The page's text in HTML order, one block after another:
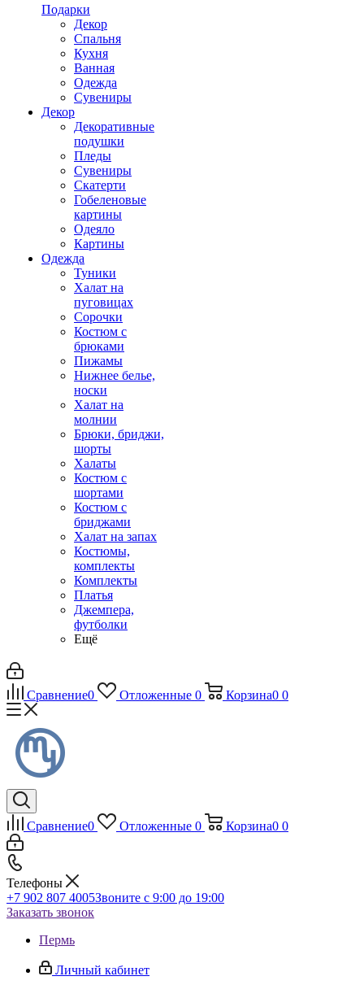
Подарки
Декор
Спальня
Кухня
Ванная
Одежда
Сувениры
Декор
Декоративные
подушки
Пледы
Сувениры
Скатерти
Гобеленовые
картины
Одеяло
Картины
Одежда
Туники
Халат на
пуговицах
Сорочки
Костюм с
брюками
Пижамы
Нижнее белье,
носки
Халат на
молнии
Брюки, бриджи,
шорты
Халаты
Костюм с
шортами
Костюм с
бриджами
Халат на запах
Костюмы,
комплекты
Комплекты
Платья
Джемпера,
футболки
Ещё
Сравнение0 Отложенные 0 Корзина0 0
Сравнение0 Отложенные 0 Корзина0 0
Телефоны
+7 902 807 4005Звоните с 9:00 до 19:00
Заказать звонок
Пермь
Личный кабинет